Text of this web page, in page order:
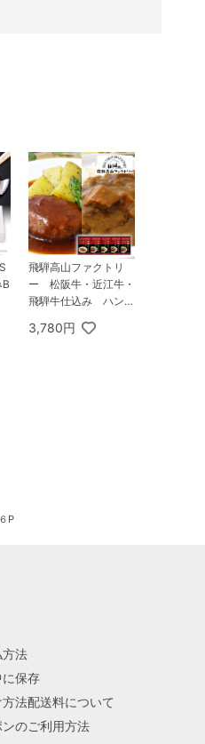
飛騨高山ファクトリ
ー 松阪牛・近江牛・
飛騨牛仕込み ハンバ
3,780円
P
方法
保存
方法配送料について
ンのご利用方法